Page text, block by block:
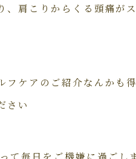
肩こりからくる頭痛が
ケアのご紹介なんかも
さい
毎日をご機嫌に過ごし